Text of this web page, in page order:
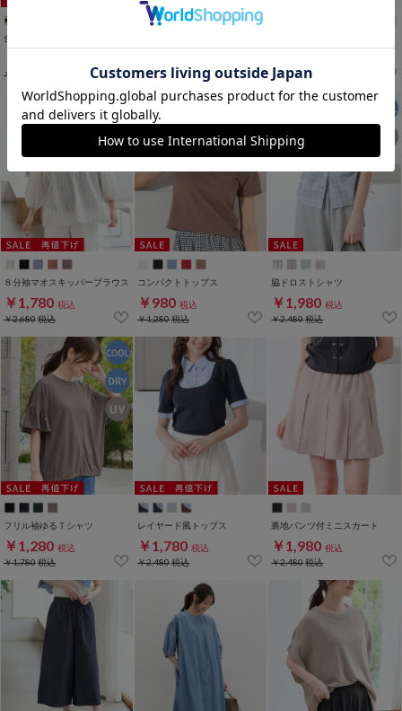
合皮コンビハンドバッグ
￥3,480
￥4,680
税込
￥1,780 税込
８分袖マオスキッパーブラウス
￥1,780 税込
￥2,680税込
コンパクトトップス
￥980 税込
￥1,280税込
脇ドロストシャツ
￥1,980 税込
￥2,480税込
フリル袖ゆるＴシャツ
￥1,280 税込
￥1,780税込
レイヤード風トップス
￥1,780 税込
￥2,480税込
裏地パンツ付ミニスカート
￥1,980 税込
￥2,480税込